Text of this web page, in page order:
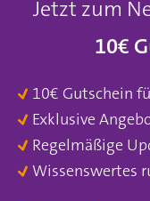
Jetzt zum
10€
10€ Gutschein
Exklusive
Regelmäßige
Wissenswertes